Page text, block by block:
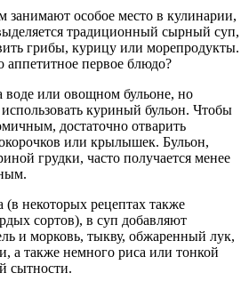
особое место в кулинарии,
традиционный сырный суп,
грибы, курицу или морепродукты.
аппетитное первое блюдо?
или овощном бульоне, но
куриный бульон. Чтобы
достаточно отварить
или крылышек. Бульон,
грудки, часто получается менее
некоторых рецептах также
сортов), в суп добавляют
и морковь, тыкву, обжаренный лук,
а также немного риса или тонкой
сытности.